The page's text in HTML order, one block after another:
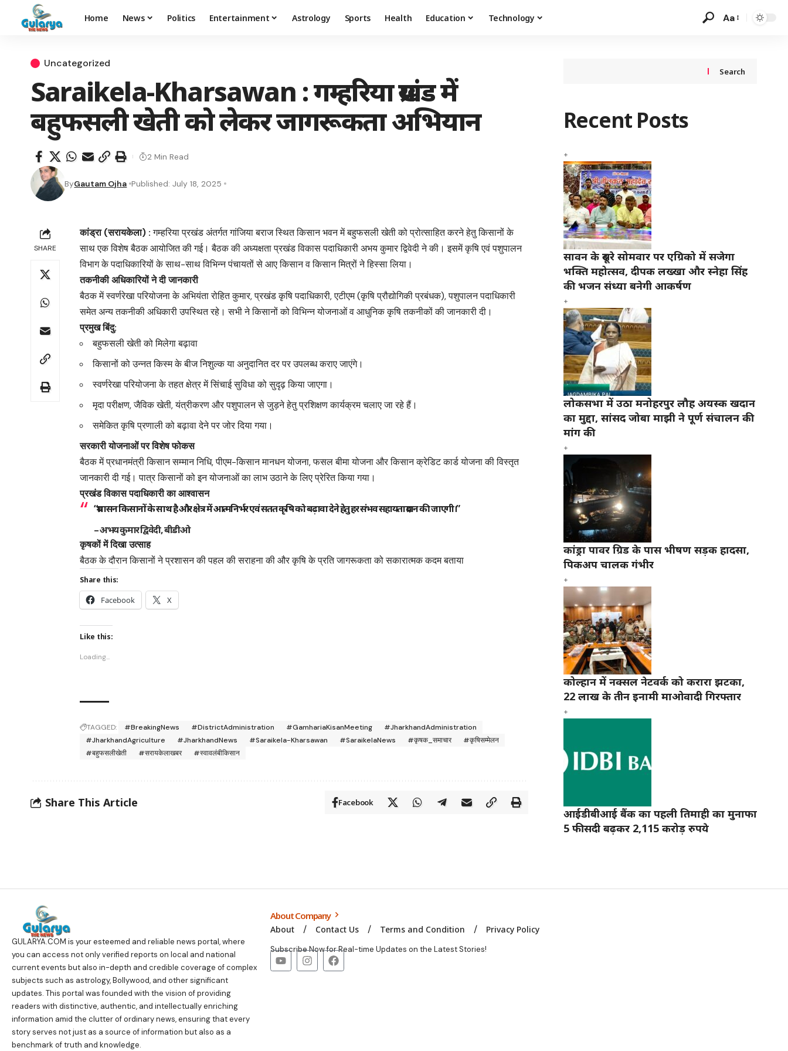
Home News Politics Entertainment Astrology Sports Health Education Technology Aa
Uncategorized
Saraikela-Kharsawan : गम्हरिया प्रखंड में
बहुफसली खेती को लेकर जागरूकता अभियान
ByGautam Ojha Published: July 18, 2025
2 Min Read
SHARE
कांड्रा (सरायकेला) :गम्हरिया प्रखंड अंतर्गत गांजिया बराज स्थित किसान भवन में बहुफसली खेती को प्रोत्साहित करने हेतु किसानों के
साथ एक विशेष बैठक आयोजित की गई। बैठक की अध्यक्षता प्रखंड विकास पदाधिकारी अभय कुमार द्विवेदी ने की। इसमें कृषि एवं पशुपालन
विभाग के पदाधिकारियों के साथ-साथ विभिन्न पंचायतों से आए किसान व किसान मित्रों ने हिस्सा लिया।
तकनीकी अधिकारियों ने दी जानकारी
बैठक में स्वर्णरेखा परियोजना के अभियंता रोहित कुमार, प्रखंड कृषि पदाधिकारी, एटीएम (कृषि प्रौद्योगिकी प्रबंधक), पशुपालन पदाधिकारी
समेत अन्य तकनीकी अधिकारी उपस्थित रहे। सभी ने किसानों को विभिन्न योजनाओं व आधुनिक कृषि तकनीकों की जानकारी दी।
प्रमुख बिंदु:
बहुफसली खेती को मिलेगा बढ़ावा
किसानों को उन्नत किस्म के बीज निशुल्क या अनुदानित दर पर उपलब्ध कराए जाएंगे।
स्वर्णरेखा परियोजना के तहत क्षेत्र में सिंचाई सुविधा को सुदृढ़ किया जाएगा।
मृदा परीक्षण, जैविक खेती, यंत्रीकरण और पशुपालन से जुड़ने हेतु प्रशिक्षण कार्यक्रम चलाए जा रहे हैं।
समेकित कृषि प्रणाली को बढ़ावा देने पर जोर दिया गया।
सरकारी योजनाओं पर विशेष फोकस
बैठक में प्रधानमंत्री किसान सम्मान निधि, पीएम-किसान मानधन योजना, फसल बीमा योजना और किसान क्रेडिट कार्ड योजना की विस्तृत
जानकारी दी गई। पात्र किसानों को इन योजनाओं का लाभ उठाने के लिए प्रेरित किया गया।
प्रखंड विकास पदाधिकारी का आश्वासन
“प्रशासन किसानों के साथ है और क्षेत्र में आत्मनिर्भर एवं सतत कृषि को बढ़ावा देने हेतु हर संभव सहायता प्रदान की जाएगी।”
– अभय कुमार द्विवेदी, बीडीओ
कृषकों में दिखा उत्साह
बैठक के दौरान किसानों ने प्रशासन की पहल की सराहना की और कृषि के प्रति जागरूकता को सकारात्मक कदम बताया
Share this:
Facebook X
Like this:
Loading...
TAGGED: #BreakingNews #DistrictAdministration #GamhariaKisanMeeting
#JharkhandAdministration
#JharkhandAgriculture
#JharkhandNews #Saraikela-Kharsawan #SaraikelaNews #कृषक_समाचार
#कृषिसम्मेलन
#बहुफसलीखेती
#सरायकेलाखबर #स्वावलंबीकिसान
Share This Article Facebook
Search
Recent Posts
सावन के दूसरे सोमवार पर एग्रिको में सजेगा
भक्ति महोत्सव, दीपक लख्खा और स्नेहा सिंह
की भजन संध्या बनेगी आकर्षण
लोकसभा में उठा मनोहरपुर लौह अयस्क खदान
का मुद्दा, सांसद जोबा माझी ने पूर्ण संचालन की
मांग की
कांड्रा पावर ग्रिड के पास भीषण सड़क हादसा,
पिकअप चालक गंभीर
कोल्हान में नक्सल नेटवर्क को करारा झटका,
22 लाख के तीन इनामी माओवादी गिरफ्तार
आईडीबीआई बैंक का पहली तिमाही का मुनाफा
5 फीसदी बढ़कर 2,115 करोड़ रुपये
GULARYA.COM is your esteemed and reliable news portal, where
you can access not only verified reports on local and national
current events but also in-depth and credible coverage of complex
subjects such as astrology, Bollywood, and other significant
updates. This portal was founded with the vision of providing
readers with distinctive, authentic, and intellectually enriching
information amid the clutter of ordinary news, ensuring that every
story serves not just as a source of information but also as a
benchmark of truth and knowledge.
About Company
About Contact Us Terms and Condition Privacy Policy
Subscribe Now for Real-time Updates on the Latest Stories!